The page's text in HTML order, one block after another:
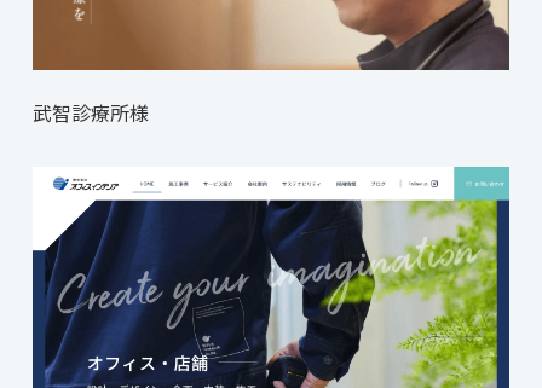
武智診療所様